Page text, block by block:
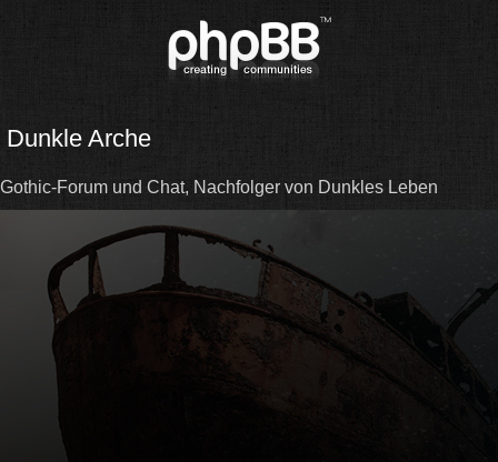
Dunkle Arche
Gothic-Forum und Chat, Nachfolger von Dunkles Leben